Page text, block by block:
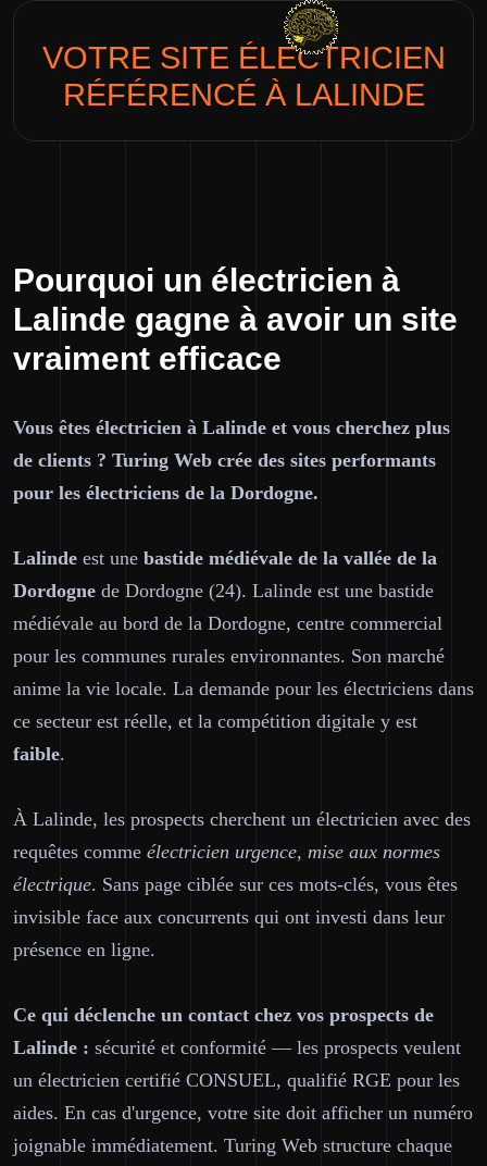
VOTRE SITE ÉLECTRICIEN
RÉFÉRENCÉ À LALINDE
Pourquoi un électricien à
Lalinde gagne à avoir un site
vraiment efficace
Vous êtes électricien à Lalinde et vous cherchez plus
de clients ? Turing Web crée des sites performants
pour les électriciens de la Dordogne.
Lalinde est une bastide médiévale de la vallée de la
Dordogne de Dordogne (24). Lalinde est une bastide
médiévale au bord de la Dordogne, centre commercial
pour les communes rurales environnantes. Son marché
anime la vie locale. La demande pour les électriciens dans
ce secteur est réelle, et la compétition digitale y est
faible.
À Lalinde, les prospects cherchent un électricien avec des
requêtes comme électricien urgence, mise aux normes
électrique. Sans page ciblée sur ces mots-clés, vous êtes
invisible face aux concurrents qui ont investi dans leur
présence en ligne.
Ce qui déclenche un contact chez vos prospects de
Lalinde : sécurité et conformité — les prospects veulent
un électricien certifié CONSUEL, qualifié RGE pour les
aides. En cas d'urgence, votre site doit afficher un numéro
joignable immédiatement. Turing Web structure chaque